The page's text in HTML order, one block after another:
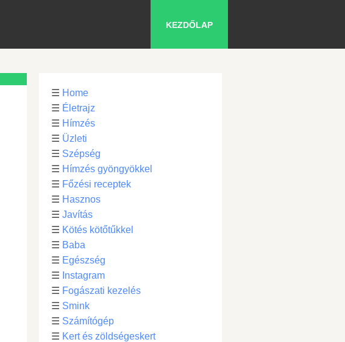
KEZDŐLAP
☰ Home
☰ Életrajz
☰ Hímzés
☰ Üzleti
☰ Szépség
☰ Hímzés gyöngyökkel
☰ Főzési receptek
☰ Hasznos
☰ Javítás
☰ Kötés kötőtűkkel
☰ Baba
☰ Egészség
☰ Instagram
☰ Fogászati kezelés
☰ Smink
☰ Számítógép
☰ Kert és zöldségeskert